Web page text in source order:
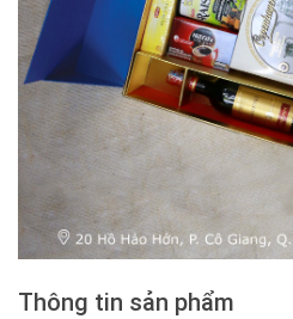
Thông tin sản phẩm